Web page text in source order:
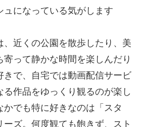
ュになっている気がします
、近くの公園を散歩したり、美
って静かな時間を楽しんだり
きで、自宅では動画配信サービ
る作品をゆっくり観るのが楽し
でも特に好きなのは「スタ
ーズ。何度観ても飽きず、スト